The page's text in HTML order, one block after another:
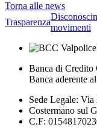
Torna alle news
Trasparenza
movimenti
Banca di Credito
Banca aderente
Sede Legale:
Costermano sul
C.F: